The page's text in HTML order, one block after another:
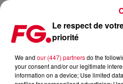
JOUEZ ET GAGNEZ DES
Le respect de
priorité
We and our (447) partnersdo the
your consent and/or our legitimate
information on a device; Use limited